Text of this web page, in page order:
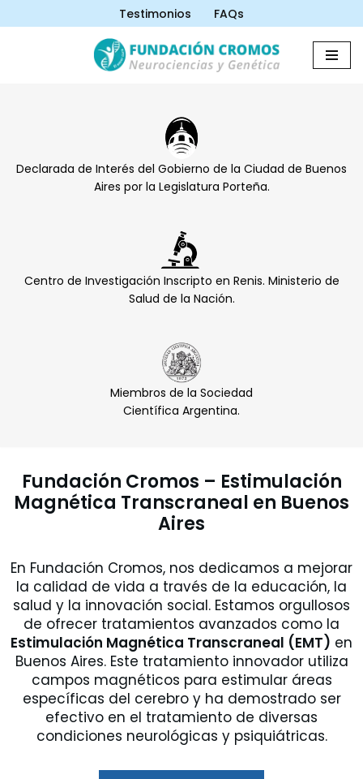
Testimonios FAQs
Declarada de Interés del Gobierno de la Ciudad de Buenos
Aires por la Legislatura Porteña.
Centro de Investigación Inscripto en Renis. Ministerio de
Salud de la Nación.
Miembros de la Sociedad
Científica Argentina.
Fundación Cromos – Estimulación
Magnética Transcraneal en Buenos
Aires
En Fundación Cromos, nos dedicamos a mejorar
la calidad de vida a través de la educación, la
salud y la innovación social. Estamos orgullosos
de ofrecer tratamientos avanzados como la
Estimulación Magnética Transcraneal (EMT) en
Buenos Aires. Este tratamiento innovador utiliza
campos magnéticos para estimular áreas
específicas del cerebro y ha demostrado ser
efectivo en el tratamiento de diversas
condiciones neurológicas y psiquiátricas.